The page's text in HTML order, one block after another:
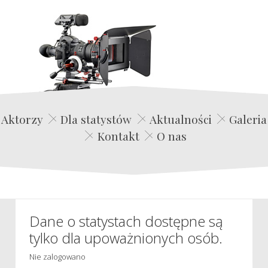
Edwin Film Agencja Aktorska
Aktorzy Dla statystów Aktualności
Galeria
Kontakt
O nas
Dane o statystach dostępne są
tylko dla upoważnionych osób.
Nie zalogowano